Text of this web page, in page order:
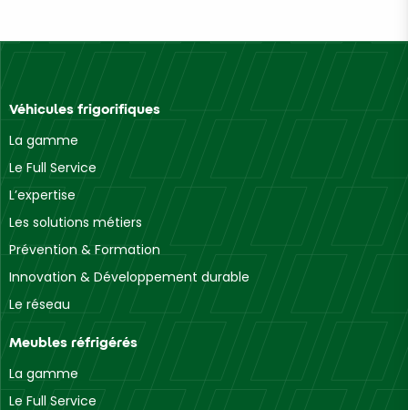
Véhicules frigorifiques
La gamme
Le Full Service
L’expertise
Les solutions métiers
Prévention & Formation
Innovation & Développement durable
Le réseau
Meubles réfrigérés
La gamme
Le Full Service